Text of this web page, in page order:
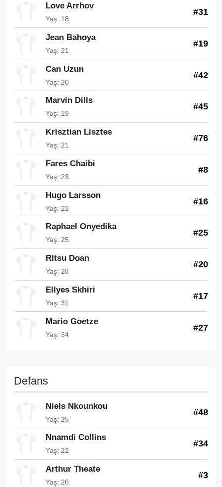
Love Arrhov
Yaş: 18
#31
Jean Bahoya
Yaş: 21
#19
Can Uzun
Yaş: 20
#42
Marvin Dills
Yaş: 19
#45
Krisztian Lisztes
Yaş: 21
#76
Fares Chaibi
Yaş: 23
#8
Hugo Larsson
Yaş: 22
#16
Raphael Onyedika
Yaş: 25
#25
Ritsu Doan
Yaş: 28
#20
Ellyes Skhiri
Yaş: 31
#17
Mario Goetze
Yaş: 34
#27
Defans
Niels Nkounkou
Yaş: 25
#48
Nnamdi Collins
Yaş: 22
#34
Arthur Theate
Yaş: 26
#3